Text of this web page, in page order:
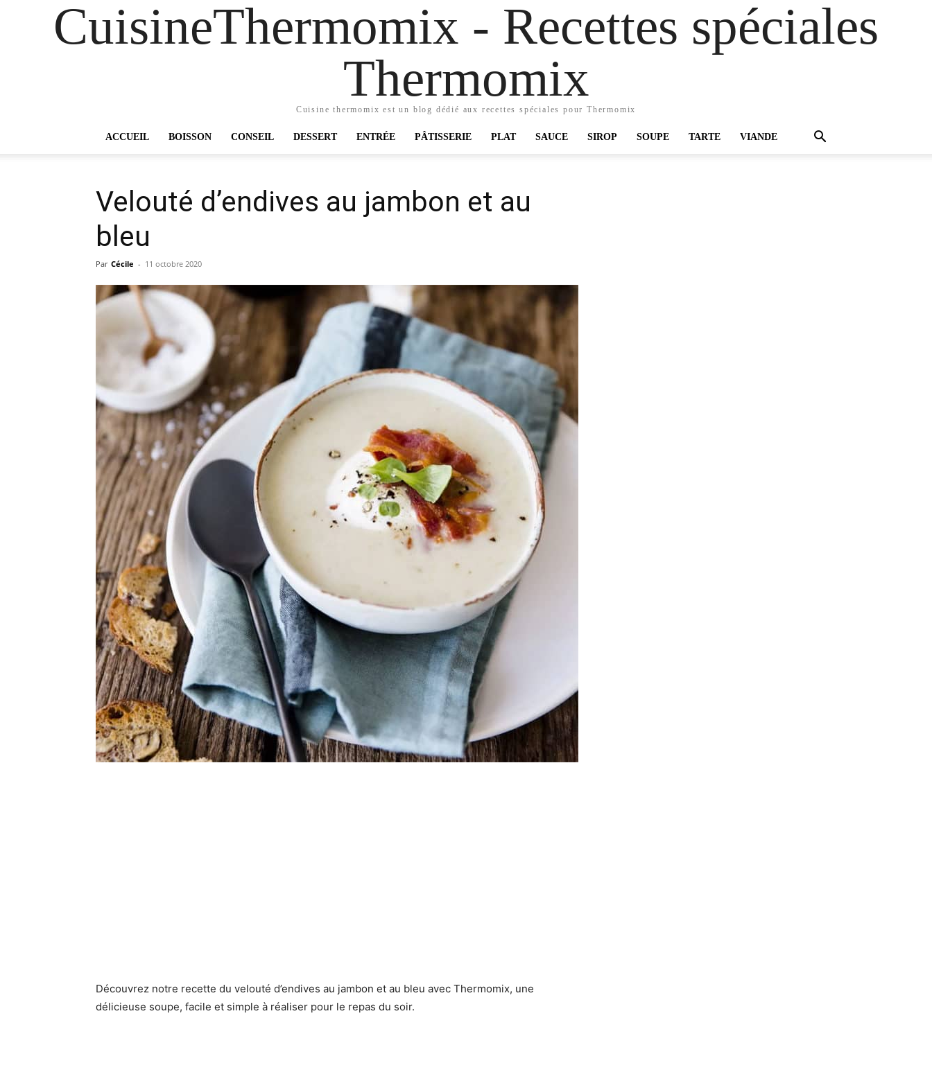
CuisineThermomix - Recettes spéciales
Thermomix
Cuisine thermomix est un blog dédié aux recettes spéciales pour Thermomix
ACCUEIL BOISSON CONSEIL DESSERT ENTRÉE PÂTISSERIE PLAT SAUCE SIROP SOUPE TARTE VIANDE
Velouté d’endives au jambon et au
bleu
Par Cécile - 11 octobre 2020
Découvrez notre recette du velouté d’endives au jambon et au bleu avec Thermomix, une
délicieuse soupe, facile et simple à réaliser pour le repas du soir.